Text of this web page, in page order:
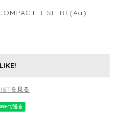
T-SHIRT(4a)
LIKE!
を見る